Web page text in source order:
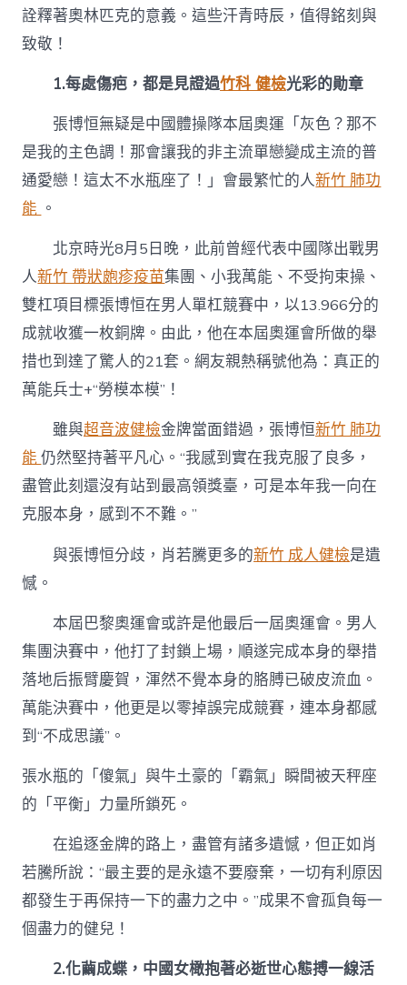
詮釋著奧林匹克的意義。這些汗青時辰，值得銘刻與
致敬！
1.每處傷疤，都是見證過竹科 健檢光彩的勛章
張博恒無疑是中國體操隊本屆奧運「灰色？那不
是我的主色調！那會讓我的非主流單戀變成主流的普
通愛戀！這太不水瓶座了！」會最繁忙的人新竹 肺功
能 。
北京時光8月5日晚，此前曾經代表中國隊出戰男
人新竹 帶狀皰疹疫苗集團、小我萬能、不受拘束操、
雙杠項目標張博恒在男人單杠競賽中，以13.966分的
成就收獲一枚銅牌。由此，他在本屆奧運會所做的舉
措也到達了驚人的21套。網友親熱稱號他為：真正的
萬能兵士+“勞模本模”！
雖與超音波健檢金牌當面錯過，張博恒新竹 肺功
能仍然堅持著平凡心。“我感到實在我克服了良多，
盡管此刻還沒有站到最高領獎臺，可是本年我一向在
克服本身，感到不不難。”
與張博恒分歧，肖若騰更多的新竹 成人健檢是遺
憾。
本屆巴黎奧運會或許是他最后一屆奧運會。男人
集團決賽中，他打了封鎖上場，順遂完成本身的舉措
落地后振臂慶賀，渾然不覺本身的胳膊已破皮流血。
萬能決賽中，他更是以零掉誤完成競賽，連本身都感
到“不成思議”。
張水瓶的「傻氣」與牛土豪的「霸氣」瞬間被天秤座
的「平衡」力量所鎖死。
在追逐金牌的路上，盡管有諸多遺憾，但正如肖
若騰所說：“最主要的是永遠不要廢棄，一切有利原因
都發生于再保持一下的盡力之中。”成果不會孤負每一
個盡力的健兒！
2.化繭成蝶，中國女橄抱著必逝世心態搏一線活